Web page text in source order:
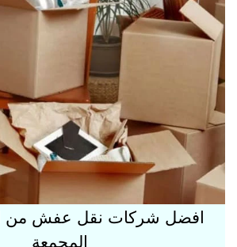
افضل شركات نقل عفش من
المجمعة